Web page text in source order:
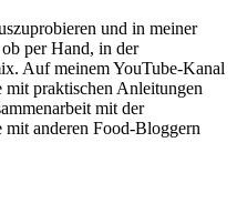
und in meiner
per Hand, in der
Auf meinem YouTube-Kanal
mit praktischen Anleitungen
mit der
mit anderen Food-Bloggern